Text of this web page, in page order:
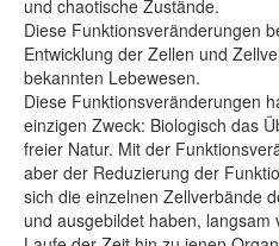
und chaotische Zustände.
Diese Funktionsveränderungen
Entwicklung der Zellen und
bekannten Lebewesen.
Diese Funktionsveränderungen
einzigen Zweck: Biologisch das
freier Natur. Mit der
aber der Reduzierung der
sich die einzelnen Zellverbände
und ausgebildet haben,